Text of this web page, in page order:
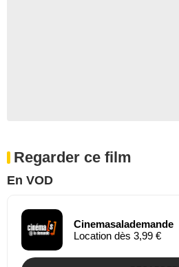
Regarder ce film
En VOD
Cinemasalademande
Location dès 3,99 €